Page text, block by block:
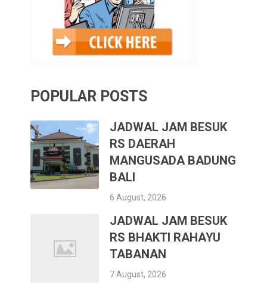
POPULAR POSTS
JADWAL JAM BESUK
RS DAERAH
MANGUSADA BADUNG
BALI
6 August, 2026
JADWAL JAM BESUK
RS BHAKTI RAHAYU
TABANAN
7 August, 2026